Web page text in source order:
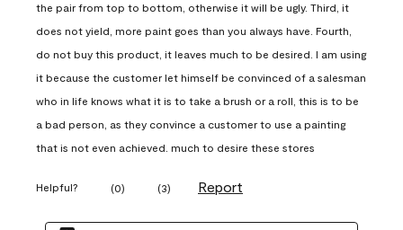
the pair from top to bottom, otherwise it will be ugly. Third, it
does not yield, more paint goes than you always have. Fourth,
do not buy this product, it leaves much to be desired. I am using
it because the customer let himself be convinced of a salesman
who in life knows what it is to take a brush or a roll, this is to be
a bad person, as they convince a customer to use a painting
that is not even achieved. much to desire these stores
Helpful? (0) (3) Report